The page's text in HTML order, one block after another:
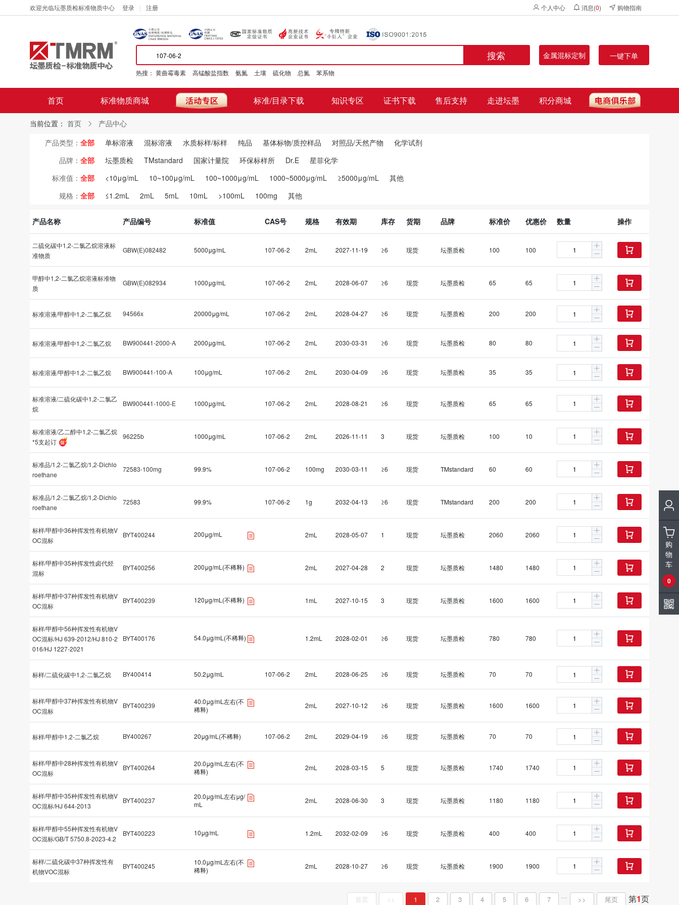
欢迎光临坛墨质检标准物质中心 登录 注册 个人中心 消息(0) 购物指南
搜索 金属混标定制 一键下单
热搜： 黄曲霉毒素 高锰酸盐指数 氨氮 土壤 硫化物 总氮 苯系物
首页 标准物质商城 标准/目录下载 知识专区 证书下载 售后支持 走进坛墨 积分商城
当前位置： 首页
产品中心
产品类型： 全部 单标溶液 混标溶液 水质标样/标样 纯品 基体标物/质控样品 对照品/天然产物
化学试剂
品牌： 全部 坛墨质检 TMstandard 国家计量院 环保标样所 Dr.E
星菲化学
标准值： 全部 <10μg/mL 10~100μg/mL 100~1000μg/mL 1000~5000μg/mL ≥5000μg/mL
其他
规格： 全部 ≤1.2mL 2mL 5mL 10mL >100mL 100mg 其他
产品名称 产品编号 标准值 CAS号 规格 有效期 库存 货期 品牌 标准价 优惠价 数量 操作
二硫化碳中1,2-二氯乙烷溶液标
准物质
GBW(E)082482 5000μg/mL 107-06-2 2mL 2027-11-19 ≥6 现货 坛墨质检 100 100 
甲醇中1,2-二氯乙烷溶液标准物
质
GBW(E)082934 1000μg/mL 107-06-2 2mL 2028-06-07 ≥6 现货 坛墨质检 65 65 
标准溶液/甲醇中1,2-二氯乙烷 94566x 20000μg/mL 107-06-2 2mL 2028-04-27 ≥6 现货 坛墨质检 200 200 
标准溶液/甲醇中1,2-二氯乙烷 BW900441-2000-A 2000μg/mL 107-06-2 2mL 2030-03-31 ≥6 现货 坛墨质检 80 80 
标准溶液/甲醇中1,2-二氯乙烷 BW900441-100-A 100μg/mL 107-06-2 2mL 2030-04-09 ≥6 现货 坛墨质检 35 35 
标准溶液/二硫化碳中1,2-二氯乙
烷
BW900441-1000-E 1000μg/mL 107-06-2 2mL 2028-08-21 ≥6 现货 坛墨质检 65 65 
标准溶液/乙二醇中1,2-二氯乙烷
*5支起订
96225b 1000μg/mL 107-06-2 2mL 2026-11-11 3 现货 坛墨质检 100 10 
标准品/1,2-二氯乙烷/1,2-Dichlo
roethane
72583-100mg 99.9% 107-06-2 100mg 2030-03-11 ≥6 现货 TMstandard 60 60 
标准品/1,2-二氯乙烷/1,2-Dichlo
roethane
72583 99.9% 107-06-2 1g 2032-04-13 ≥6 现货 TMstandard 200 200 
标样/甲醇中36种挥发性有机物V
OC混标
BYT400244 200μg/mL 2mL 2028-05-07 1 现货 坛墨质检 2060 2060 
标样/甲醇中35种挥发性卤代烃
混标
BYT400256 200μg/mL(不稀释) 2mL 2027-04-28 2 现货 坛墨质检 1480 1480 
标样/甲醇中37种挥发性有机物V
OC混标
BYT400239 120μg/mL(不稀释) 1mL 2027-10-15 3 现货 坛墨质检 1600 1600 
标样/甲醇中56种挥发性有机物V
OC混标/HJ 639-2012/HJ 810-2
016/HJ 1227-2021
BYT400176 54.0μg/mL(不稀释) 1.2mL 2028-02-01 ≥6 现货 坛墨质检 780 780 
标样/二硫化碳中1,2-二氯乙烷 BY400414 50.2μg/mL 107-06-2 2mL 2028-06-25 ≥6 现货 坛墨质检 70 70 
标样/甲醇中37种挥发性有机物V
OC混标
BYT400239
40.0μg/mL左右(不
稀释)
2mL 2027-10-12 ≥6 现货 坛墨质检 1600 1600 
标样/甲醇中1,2-二氯乙烷 BY400267 20μg/mL(不稀释) 107-06-2 2mL 2029-04-19 ≥6 现货 坛墨质检 70 70 
标样/甲醇中28种挥发性有机物V
OC混标
BYT400264
20.0μg/mL左右(不
稀释)
2mL 2028-03-15 5 现货 坛墨质检 1740 1740 
标样/甲醇中35种挥发性有机物V
OC混标/HJ 644-2013
BYT400237
20.0μg/mL左右μg/
mL
2mL 2028-06-30 3 现货 坛墨质检 1180 1180 
标样/甲醇中55种挥发性有机物V
OC混标/GB/T 5750.8-2023-4.2
BYT400223 10μg/mL 1.2mL 2032-02-09 ≥6 现货 坛墨质检 400 400 
标样/二硫化碳中37种挥发性有
机物VOC混标
BYT400245
10.0μg/mL左右(不
稀释)
2mL 2028-10-27 ≥6 现货 坛墨质检 1900 1900 
首页 << 1 2 3 4 5 6 7 ... >> 尾页 第1页
购
物
车
0